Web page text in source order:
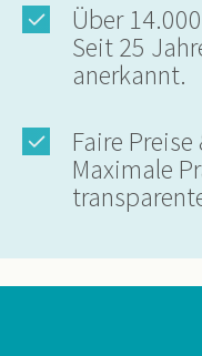
Über
Seit 25
anerkannt.
Faire
Maximale